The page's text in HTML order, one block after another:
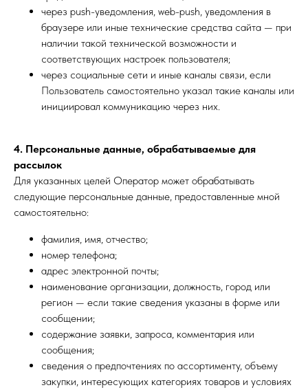
через push-уведомления, web-push, уведомления в
браузере или иные технические средства сайта — при
наличии такой технической возможности и
соответствующих настроек пользователя;
через социальные сети и иные каналы связи, если
Пользователь самостоятельно указал такие каналы или
инициировал коммуникацию через них.
4. Персональные данные, обрабатываемые для
рассылок
Для указанных целей Оператор может обрабатывать
следующие персональные данные, предоставленные мной
самостоятельно:
фамилия, имя, отчество;
номер телефона;
адрес электронной почты;
наименование организации, должность, город или
регион — если такие сведения указаны в форме или
сообщении;
содержание заявки, запроса, комментария или
сообщения;
сведения о предпочтениях по ассортименту, объему
закупки, интересующих категориях товаров и условиях